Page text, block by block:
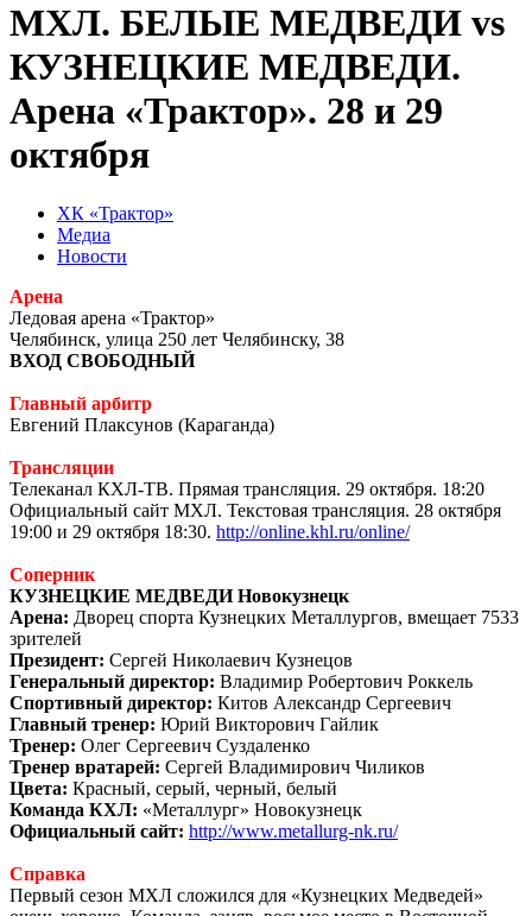
МХЛ. БЕЛЫЕ МЕДВЕДИ vs
КУЗНЕЦКИЕ МЕДВЕДИ.
Арена «Трактор». 28 и 29
октября
ХК «Трактор»
Медиа
Новости
Арена
Ледовая арена «Трактор»
Челябинск, улица 250 лет Челябинску, 38
ВХОД СВОБОДНЫЙ
Главный арбитр
Евгений Плаксунов (Караганда)
Трансляции
Телеканал КХЛ-ТВ. Прямая трансляция. 29 октября. 18:20
Официальный сайт МХЛ. Текстовая трансляция. 28 октября
19:00 и 29 октября 18:30. http://online.khl.ru/online/
Соперник
КУЗНЕЦКИЕ МЕДВЕДИ Новокузнецк
Арена: Дворец спорта Кузнецких Металлургов, вмещает 7533
зрителей
Президент: Сергей Николаевич Кузнецов
Генеральный директор: Владимир Робертович Роккель
Спортивный директор: Китов Александр Сергеевич
Главный тренер: Юрий Викторович Гайлик
Тренер: Олег Сергеевич Суздаленко
Тренер вратарей: Сергей Владимирович Чиликов
Цвета: Красный, серый, черный, белый
Команда КХЛ: «Металлург» Новокузнецк
Официальный сайт: http://www.metallurg-nk.ru/
Справка
Первый сезон МХЛ сложился для «Кузнецких Медведей»